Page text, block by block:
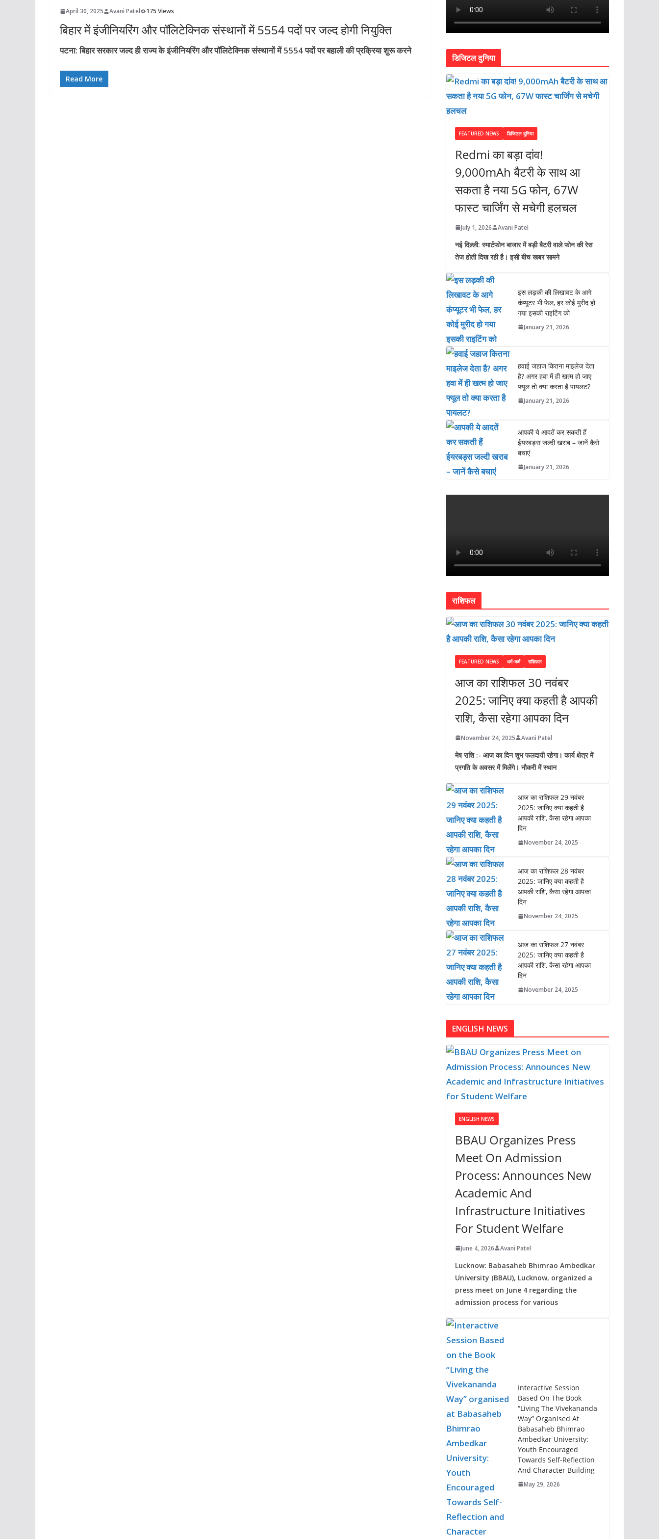
April 30, 2025 Avani Patel 175 Views
बिहार में इंजीनियरिंग और पॉलिटेक्निक संस्थानों में 5554 पदों पर जल्द होगी नियुक्ति
पटना: बिहार सरकार जल्द ही राज्य के इंजीनियरिंग और पॉलिटेक्निक संस्थानों में 5554 पदों पर बहाली की प्रक्रिया शुरू करने
Read More
डिजिटल दुनिया
FEATURED NEWS डिजिटल दुनिया
Redmi का बड़ा दांव!
9,000mAh बैटरी के साथ आ
सकता है नया 5G फोन, 67W
फास्ट चार्जिंग से मचेगी हलचल
July 1, 2026 Avani Patel
नई दिल्ली: स्मार्टफोन बाजार में बड़ी बैटरी वाले फोन की रेस
तेज होती दिख रही है। इसी बीच खबर सामने
इस लड़की की लिखावट के आगे
कंप्यूटर भी फेल, हर कोई मुरीद हो
गया इसकी राइटिंग को
January 21, 2026
हवाई जहाज कितना माइलेज देता
है? अगर हवा में ही खत्म हो जाए
फ्यूल तो क्या करता है पायलट?
January 21, 2026
आपकी ये आदतें कर सकती हैं
ईयरबड्स जल्दी खराब – जानें कैसे
बचाएं
January 21, 2026
राशिफल
FEATURED NEWS धर्म-कर्म राशिफल
आज का राशिफल 30 नवंबर
2025: जानिए क्या कहती है आपकी
राशि, कैसा रहेगा आपका दिन
November 24, 2025 Avani Patel
मेष राशि :- आज का दिन शुभ फलदायी रहेगा। कार्य क्षेत्र में
प्रगति के अवसर में मिलेंगे। नौकरी में स्थान
आज का राशिफल 29 नवंबर
2025: जानिए क्या कहती है
आपकी राशि, कैसा रहेगा आपका
दिन
November 24, 2025
आज का राशिफल 28 नवंबर
2025: जानिए क्या कहती है
आपकी राशि, कैसा रहेगा आपका
दिन
November 24, 2025
आज का राशिफल 27 नवंबर
2025: जानिए क्या कहती है
आपकी राशि, कैसा रहेगा आपका
दिन
November 24, 2025
ENGLISH NEWS
ENGLISH NEWS
BBAU Organizes Press
Meet On Admission
Process: Announces New
Academic And
Infrastructure Initiatives
For Student Welfare
June 4, 2026 Avani Patel
Lucknow: Babasaheb Bhimrao Ambedkar
University (BBAU), Lucknow, organized a
press meet on June 4 regarding the
admission process for various
Interactive Session
Based On The Book
“Living The Vivekananda
Way” Organised At
Babasaheb Bhimrao
Ambedkar University:
Youth Encouraged
Towards Self-Reflection
And Character Building
May 29, 2026